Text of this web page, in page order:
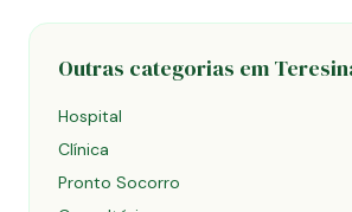
Outras categorias em
Hospital
Clínica
Pronto Socorro